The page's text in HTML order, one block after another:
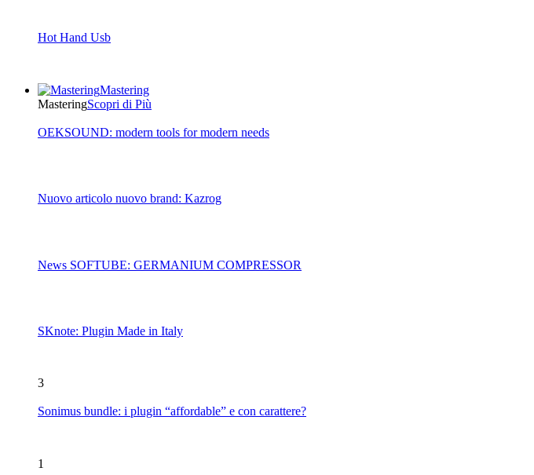
Hot Hand Usb
Mastering
MasteringScopri di Più
OEKSOUND: modern tools for modern needs
Nuovo articolo nuovo brand: Kazrog
News SOFTUBE: GERMANIUM COMPRESSOR
SKnote: Plugin Made in Italy
3
Sonimus bundle: i plugin “affordable” e con carattere?
1